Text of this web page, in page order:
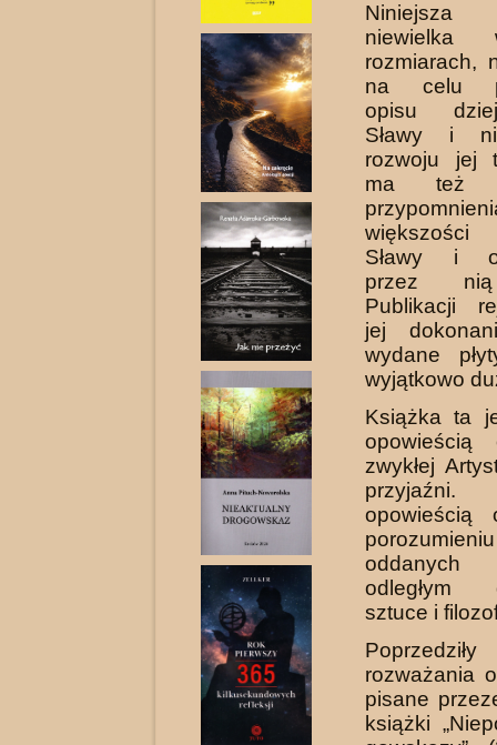
niewielka
rozmiarach,
na celu
opisu
Sławy i
rozwoju jej
ma też
większości
Sławy i
przez
Publikacji
jej
wydane
wyjątkowo
Książka ta
zwykłej
opowieścią
odległym
sztuce i
rozważania
pisane
książki